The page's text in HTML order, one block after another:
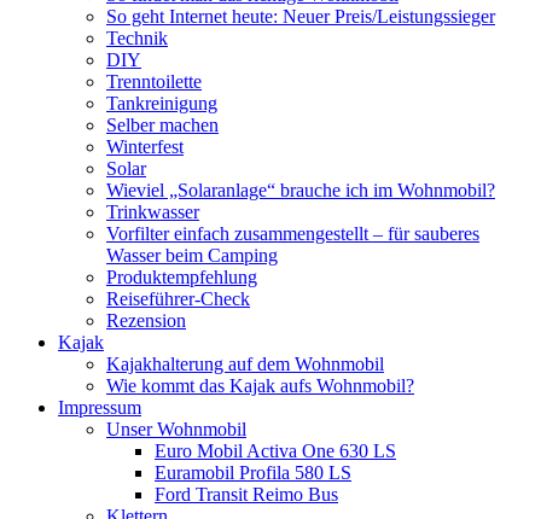
So geht Internet heute: Neuer Preis/Leistungssieger
Technik
DIY
Trenntoilette
Tankreinigung
Selber machen
Winterfest
Solar
Wieviel „Solaranlage“ brauche ich im Wohnmobil?
Trinkwasser
Vorfilter einfach zusammengestellt – für sauberes
Wasser beim Camping
Produktempfehlung
Reiseführer-Check
Rezension
Kajak
Kajakhalterung auf dem Wohnmobil
Wie kommt das Kajak aufs Wohnmobil?
Impressum
Unser Wohnmobil
Euro Mobil Activa One 630 LS
Euramobil Profila 580 LS
Ford Transit Reimo Bus